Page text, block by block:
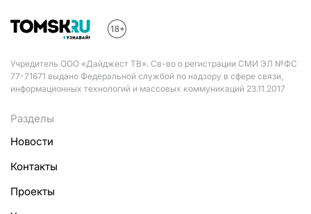
Учредитель ООО «Дайджест ТВ». Св-во о регистрации СМИ ЭЛ №ФС
77-71671 выдано Федеральной службой по надзору в сфере связи,
информационных технологий и массовых коммуникаций 23.11.2017
Разделы
Новости
Контакты
Проекты